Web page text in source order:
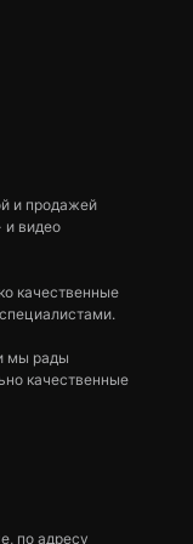
и продажей
и видео
качественные
мы рады
качественные
по адресу